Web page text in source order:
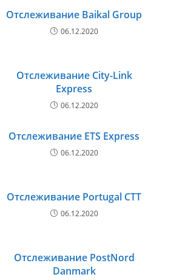
Отслеживание Baikal Group
06.12.2020
Отслеживание City-Link
Express
06.12.2020
Отслеживание ETS Express
06.12.2020
Отслеживание Portugal CTT
06.12.2020
Отслеживание PostNord
Danmark